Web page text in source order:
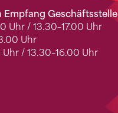
Empfang Geschäftsstelle
Uhr / 13.30–17.00 Uhr
Uhr
Uhr / 13.30–16.00 Uhr